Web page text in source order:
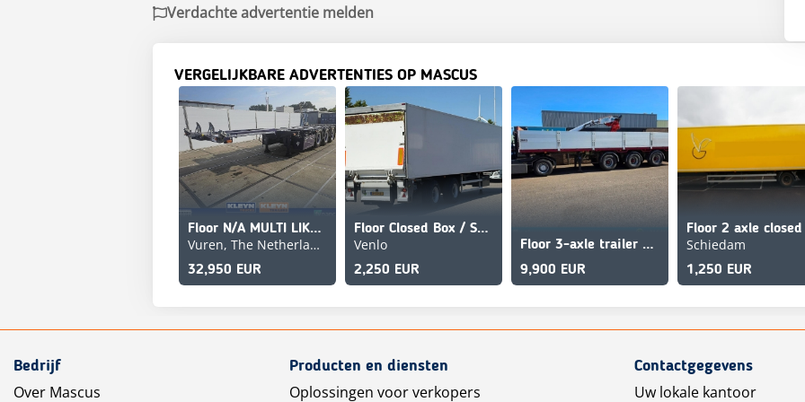
Verdachte advertentie melden
VERGELIJKBARE ADVERTENTIES OP MASCUS
Floor N/A MULTI LIKE NEW
Vuren, The Netherlands
32,950 EUR
Floor Closed Box / Stuur-As / Laadklep / Bpw-Axle
Venlo
2,250 EUR
Floor 3-axle trailer with Kennis 16 t/m crane! 10,8 mtrs
9,900 EUR
Schiedam
1,250 EUR
Bedrijf
Over Mascus
Producten en diensten
Oplossingen voor verkopers
Contactgegevens
Uw lokale kantoor